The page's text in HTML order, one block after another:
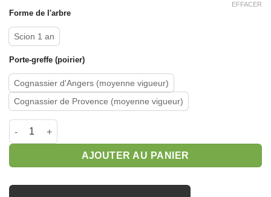
Forme de l'arbre
Scion 1 an
Porte-greffe (poirier)
Cognassier d'Angers (moyenne vigueur)
Cognassier de Provence (moyenne vigueur)
EFFACER
quantité de Poirier 'Sans Pépin'
AJOUTER AU PANIER